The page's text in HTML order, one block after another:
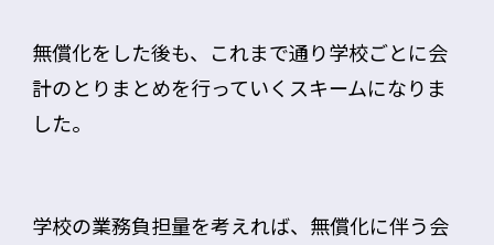
無償化をした後も、これまで通り学校ごとに会
計のとりまとめを行っていくスキームになりま
した。
学校の業務負担量を考えれば、無償化に伴う会